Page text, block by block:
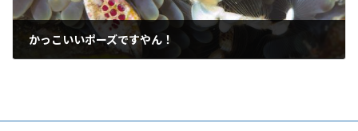
かっこいいポーズですやん！